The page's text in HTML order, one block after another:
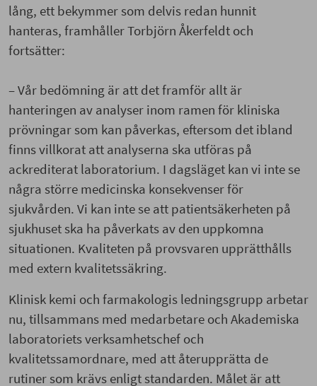
lång, ett bekymmer som delvis redan hunnit
hanteras, framhåller Torbjörn Åkerfeldt och
fortsätter:
– Vår bedömning är att det framför allt är
hanteringen av analyser inom ramen för kliniska
prövningar som kan påverkas, eftersom det ibland
finns villkorat att analyserna ska utföras på
ackrediterat laboratorium. I dagsläget kan vi inte se
några större medicinska konsekvenser för
sjukvården. Vi kan inte se att patientsäkerheten på
sjukhuset ska ha påverkats av den uppkomna
situationen. Kvaliteten på provsvaren upprätthålls
med extern kvalitetssäkring.
Klinisk kemi och farmakologis ledningsgrupp arbetar
nu, tillsammans med medarbetare och Akademiska
laboratoriets verksamhetschef och
kvalitetssamordnare, med att återupprätta de
rutiner som krävs enligt standarden. Målet är att